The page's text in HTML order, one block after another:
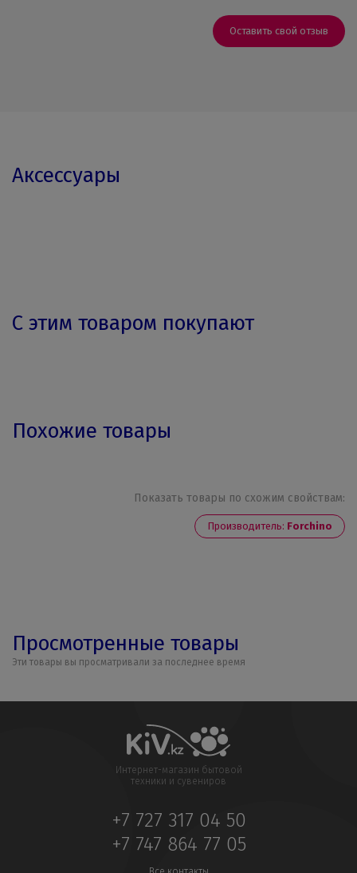
Оставить свой отзыв
Аксессуары
С этим товаром покупают
Похожие товары
Показать товары по схожим свойствам:
Производитель: Forchino
Просмотренные товары
Эти товары вы просматривали за последнее время
Интернет-магазин бытовой
техники и сувениров
+7 727 317 04 50
+7 747 864 77 05